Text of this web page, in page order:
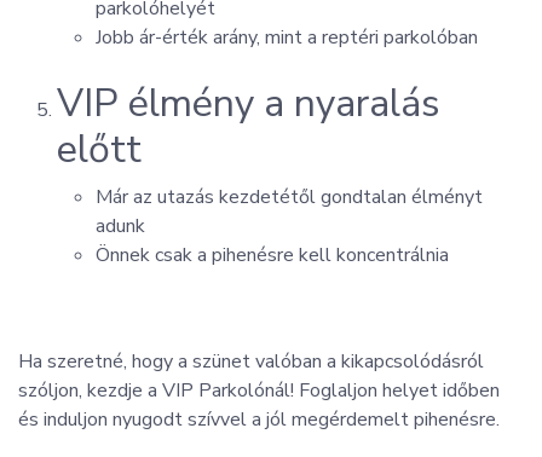
parkolóhelyét
Jobb ár-érték arány, mint a reptéri parkolóban
VIP élmény a nyaralás
előtt
Már az utazás kezdetétől gondtalan élményt
adunk
Önnek csak a pihenésre kell koncentrálnia
Ha szeretné, hogy a szünet valóban a kikapcsolódásról
szóljon, kezdje a VIP Parkolónál! Foglaljon helyet időben
és induljon nyugodt szívvel a jól megérdemelt pihenésre.